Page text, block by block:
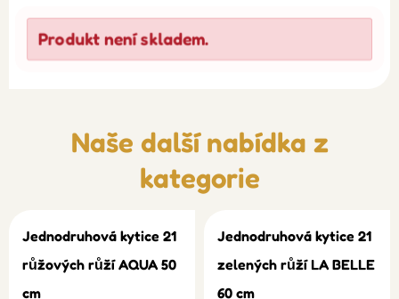
Produkt není skladem.
Naše další nabídka z
kategorie
Jednodruhová kytice 21
růžových růží AQUA 50
cm
Jednodruhová kytice 21
zelených růží LA BELLE
60 cm